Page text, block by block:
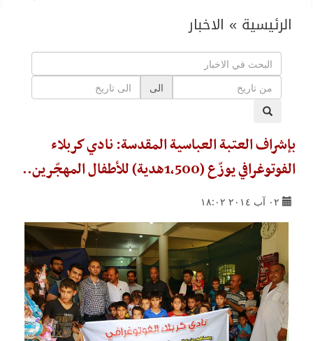
الرئيسية » الاخبار
الى
بإشراف العتبة العباسية المقدسة: نادي كربلاء
الفوتوغرافي يوزّع (1,500هدية) للأطفال المهجّرين..
٠٢ آب ٢٠١٤ ١٨:٠٢